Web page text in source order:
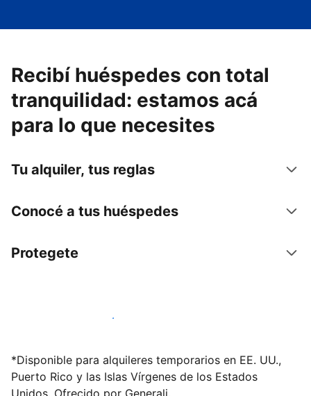
Recibí huéspedes con total
tranquilidad: estamos acá
para lo que necesites
Tu alquiler, tus reglas
Conocé a tus huéspedes
Protegete
Publicá en nuestra plataforma hoy
*Disponible para alquileres temporarios en EE. UU.,
Puerto Rico y las Islas Vírgenes de los Estados